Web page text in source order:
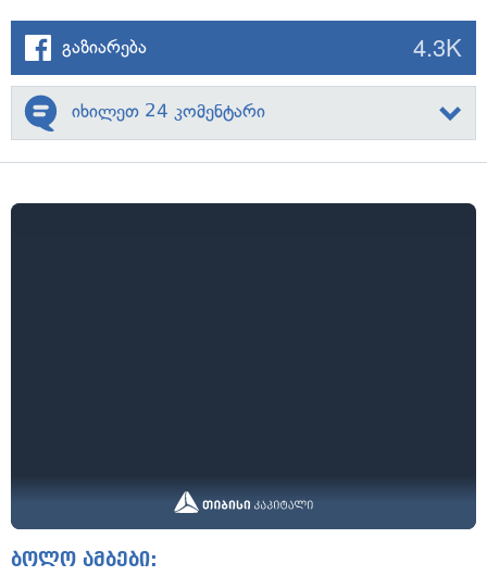
გაზიარება 4.3K
იხილეთ 24 კომენტარი
ბოლო ამბები: